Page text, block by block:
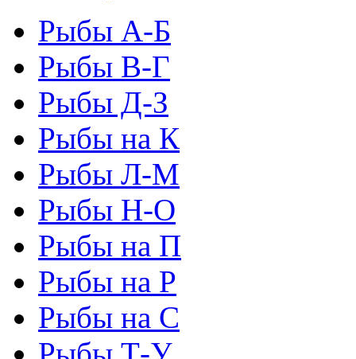
Рыбы А-Б
Рыбы В-Г
Рыбы Д-З
Рыбы на К
Рыбы Л-М
Рыбы Н-О
Рыбы на П
Рыбы на Р
Рыбы на С